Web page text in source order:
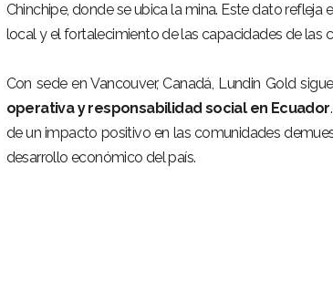
Chinchipe, donde se ubica la mina. Este dato
local y el fortalecimiento de las capacidades de las
Con sede en Vancouver, Canadá, Lundin Gold
operativa y responsabilidad social en Ecuador
de un impacto positivo en las comunidades
desarrollo económico del país.